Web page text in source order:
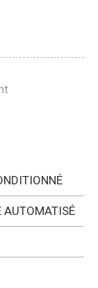
AUTOMATISÉ